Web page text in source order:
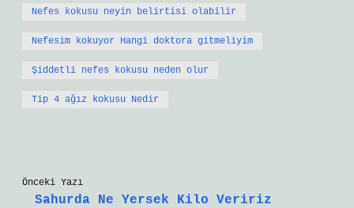
Nefes kokusu neyin belirtisi olabilir
Nefesim kokuyor Hangi doktora gitmeliyim
Şiddetli nefes kokusu neden olur
Tip 4 ağız kokusu Nedir
Önceki Yazı
Sahurda Ne Yersek Kilo Veririz